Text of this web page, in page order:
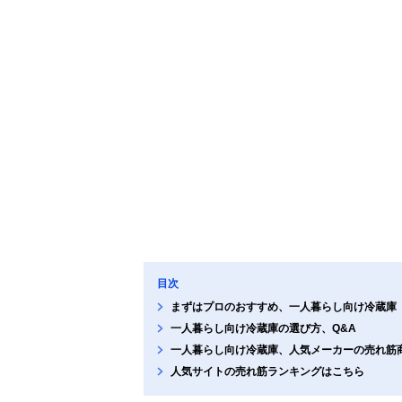
目次
まずはプロのおすすめ、一人暮らし向け冷蔵庫
一人暮らし向け冷蔵庫の選び方、Q&A
一人暮らし向け冷蔵庫、人気メーカーの売れ筋
人気サイトの売れ筋ランキングはこちら